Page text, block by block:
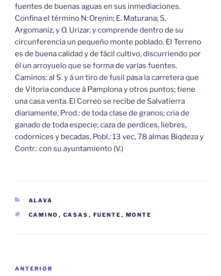
fuentes de buenas aguas en sus inmediaciones.
Confina el término N: Orenin; E. Maturana; S.
Argomaniz, y O. Urizar, y comprende dentro de su
circunferencia un pequeño monte poblado. El Terreno
es de buena calidad y de fácil cultivo, discurriendo por
él un arroyuelo que se forma de varias fuentes.
Caminos: al S. y á un tiro de fusil pasa la carretera que
de Vitoria conduce á Pamplona y otros puntos; tiene
una casa venta. El Correo se recibe de Salvatierra
diariamente, Prod.: de toda clase de granos; cria de
ganado de toda especie; caza de perdices, liebres,
codornices y becadas, Pobl.: 13 vec, 78 almas Biqdeza y
Contr.: con su ayuntamiento (V.)
CATEGORÍAS
ALAVA
ETIQUETAS
CAMINO , CASAS , FUENTE , MONTE
Entrada
ANTERIOR